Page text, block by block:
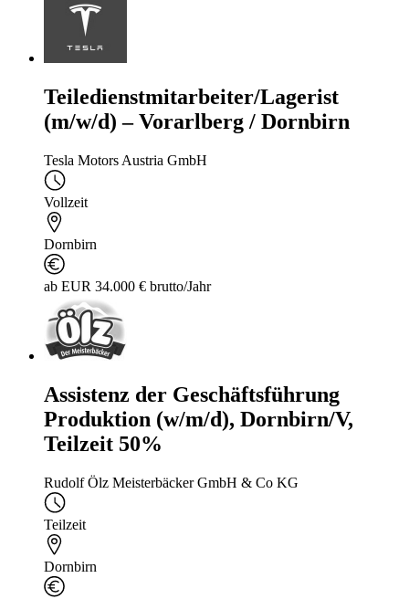
Teiledienstmitarbeiter/Lagerist
(m/w/d) – Vorarlberg / Dornbirn
Tesla Motors Austria GmbH
Vollzeit
Dornbirn
ab EUR 34.000 € brutto/Jahr
Assistenz der Geschäftsführung
Produktion (w/m/d), Dornbirn/V,
Teilzeit 50%
Rudolf Ölz Meisterbäcker GmbH & Co KG
Teilzeit
Dornbirn